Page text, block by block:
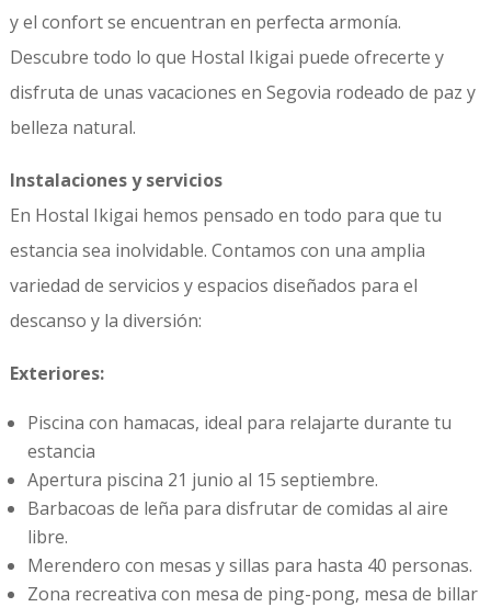
y el confort se encuentran en perfecta armonía.
Descubre todo lo que Hostal Ikigai puede ofrecerte y
disfruta de unas vacaciones en Segovia rodeado de paz y
belleza natural.
Instalaciones y servicios
En Hostal Ikigai hemos pensado en todo para que tu
estancia sea inolvidable. Contamos con una amplia
variedad de servicios y espacios diseñados para el
descanso y la diversión:
Exteriores:
Piscina con hamacas, ideal para relajarte durante tu
estancia
Apertura piscina 21 junio al 15 septiembre.
Barbacoas de leña para disfrutar de comidas al aire
libre.
Merendero con mesas y sillas para hasta 40 personas.
Zona recreativa con mesa de ping-pong, mesa de billar